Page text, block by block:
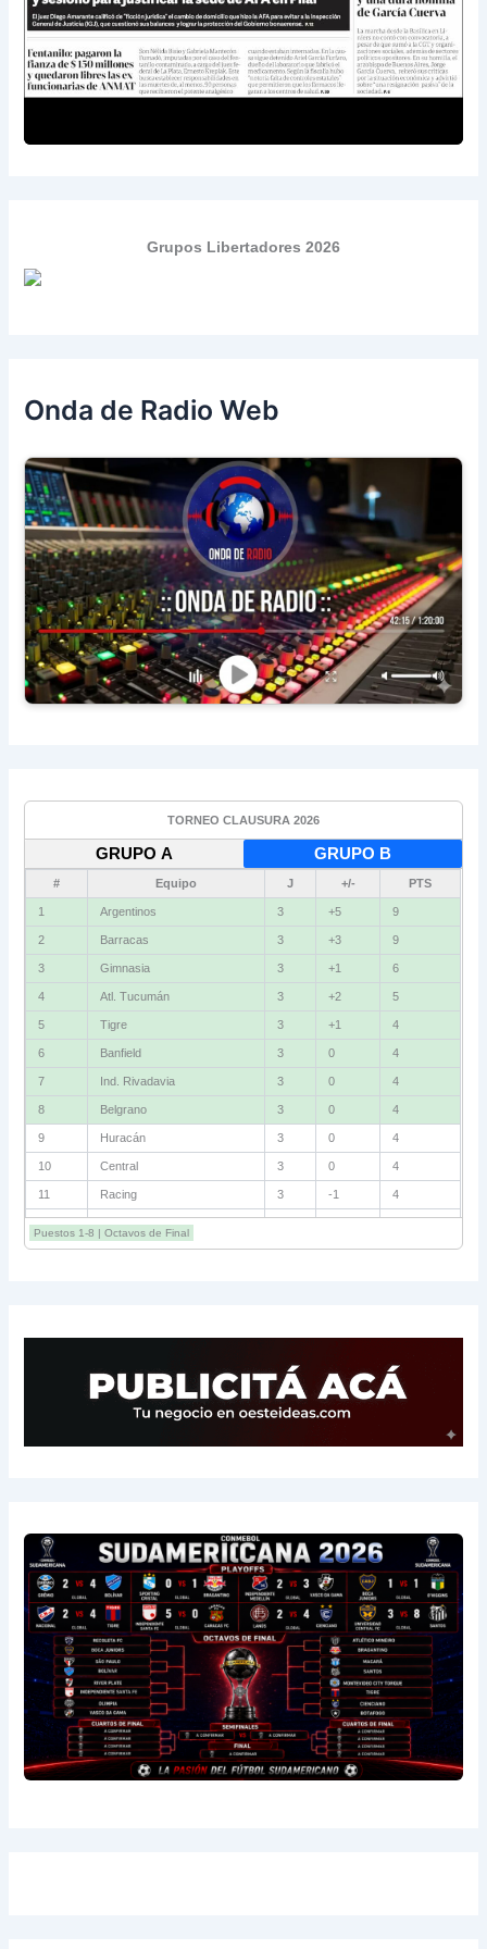
Grupos Libertadores 2026
Onda de Radio Web
TORNEO CLAUSURA 2026
GRUPO A GRUPO B
# Equipo J +/- PTS
1 Argentinos 3 +5 9
2 Barracas 3 +3 9
3 Gimnasia 3 +1 6
4 Atl. Tucumán 3 +2 5
5 Tigre 3 +1 4
6 Banfield 3 0 4
7 Ind. Rivadavia 3 0 4
8 Belgrano 3 0 4
9 Huracán 3 0 4
10 Central 3 0 4
11 Racing 3 -1 4
12 Estudiantes RC
13 Sarmiento 3 -1 3
Puestos 1-8 | Octavos de Final